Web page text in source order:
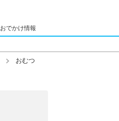
おでかけ情報
おむつ